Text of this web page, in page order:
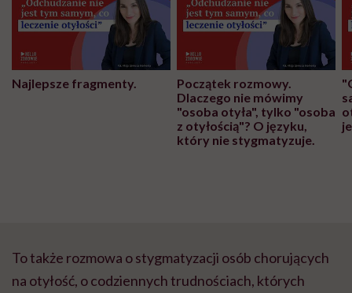
Najlepsze fragmenty.
Początek rozmowy.
Dlaczego nie mówimy
"osoba otyła", tylko "osoba
z otyłością"? O języku,
który nie stygmatyzuje.
To także rozmowa o stygmatyzacji osób chorujących
na otyłość, o codziennych trudnościach, których